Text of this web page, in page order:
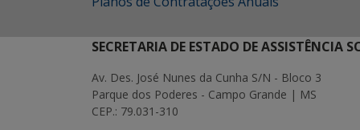
SECRETARIA DE ESTADO DE ASSISTÊNCIA
Av. Des. José Nunes da Cunha S/N - Bloco 3
Parque dos Poderes - Campo Grande | MS
CEP.: 79.031-310